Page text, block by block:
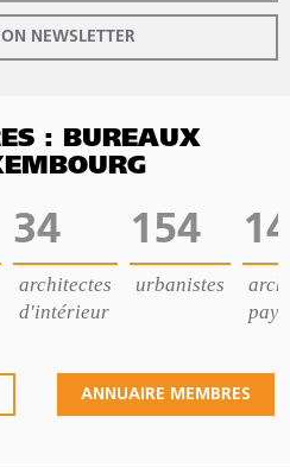
NEWSLETTER
: BUREAUX
34
architectes
d'intérieur
154
urbanistes
14
ANNUAIRE MEMBRES